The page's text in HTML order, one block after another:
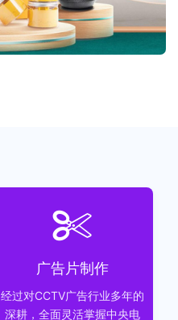
广告片制作
经过对CCTV广告行业多年的
深耕，全面灵活掌握中央电